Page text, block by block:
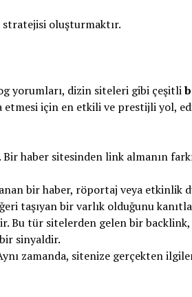
stratejisi oluşturmaktır.
yorumları, dizin siteleri gibi çeşitli
için en etkili ve prestijli yol,
haber sitesinden link almanın
bir haber, röportaj veya etkinlik
taşıyan bir varlık olduğunu
Bu tür sitelerden gelen bir
sinyaldir.
zamanda, sitenize gerçekten